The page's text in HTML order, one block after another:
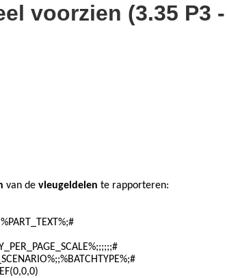
voorzien (3.35 P3
van de vleugeldelen te rapporteren: